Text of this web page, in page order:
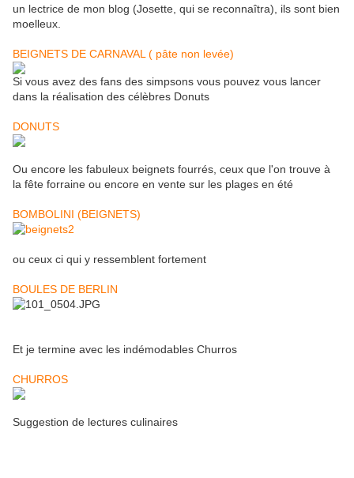
un lectrice de mon blog (Josette, qui se reconnaîtra), ils sont bien
moelleux.
BEIGNETS DE CARNAVAL ( pâte non levée)
Si vous avez des fans des simpsons vous pouvez vous lancer
dans la réalisation des célèbres Donuts
DONUTS
Ou encore les fabuleux beignets fourrés, ceux que l'on trouve à
la fête forraine ou encore en vente sur les plages en été
BOMBOLINI (BEIGNETS)
ou ceux ci qui y ressemblent fortement
BOULES DE BERLIN
Et je termine avec les indémodables Churros
CHURROS
Suggestion de lectures culinaires